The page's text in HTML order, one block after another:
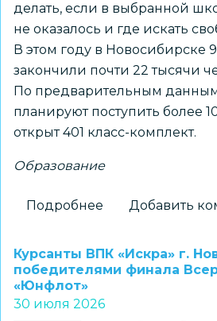
делать, если в выбранной
не оказалось и где искать
В этом году в Новосибирске
закончили почти 22 тысячи
По предварительным
планируют поступить более
открыт 401 класс-комплект.
Образование
Подробнее
девятиклассник
Новосибирска
продолжить
Добавить
Курсанты ВПК «Искра» г.
победителями финала
«Юнфлот»
30 июля 2026